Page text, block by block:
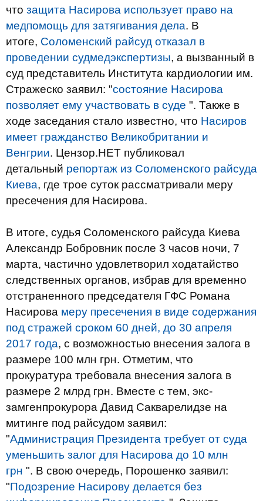
что защита Насирова использует право на
медпомощь для затягивания дела. В
итоге, Соломенский райсуд отказал в
проведении судмедэкспертизы, а вызванный в
суд представитель Института кардиологии им.
Стражеско заявил: "состояние Насирова
позволяет ему участвовать в суде ". Также в
ходе заседания стало известно, что Насиров
имеет гражданство Великобритании и
Венгрии. Цензор.НЕТ публиковал
детальный репортаж из Соломенского райсуда
Киева, где трое суток рассматривали меру
пресечения для Насирова.
В итоге, судья Соломенского райсуда Киева
Александр Бобровник после 3 часов ночи, 7
марта, частично удовлетворил ходатайство
следственных органов, избрав для временно
отстраненного председателя ГФС Романа
Насирова меру пресечения в виде содержания
под стражей сроком 60 дней, до 30 апреля
2017 года, с возможностью внесения залога в
размере 100 млн грн. Отметим, что
прокуратура требовала внесения залога в
размере 2 млрд грн. Вместе с тем, экс-
замгенпрокурора Давид Сакварелидзе на
митинге под райсудом заявил:
"Администрация Президента требует от суда
уменьшить залог для Насирова до 10 млн
грн ". В свою очередь, Порошенко заявил:
"Подозрение Насирову делается без